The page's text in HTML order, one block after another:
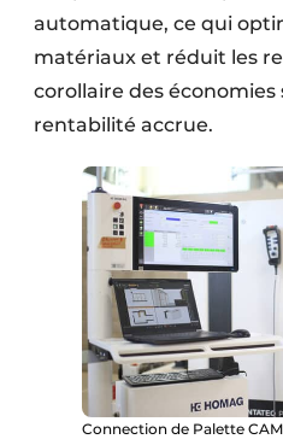
automatique, ce qui
matériaux et réduit les
corollaire des
rentabilité accrue.
Connection de Palette CAM